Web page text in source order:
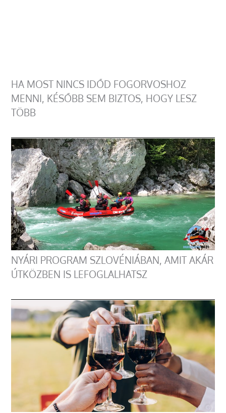
HA MOST NINCS IDŐD FOGORVOSHOZ
MENNI, KÉSŐBB SEM BIZTOS, HOGY LESZ
TÖBB
NYÁRI PROGRAM SZLOVÉNIÁBAN, AMIT AKÁR
ÚTKÖZBEN IS LEFOGLALHATSZ